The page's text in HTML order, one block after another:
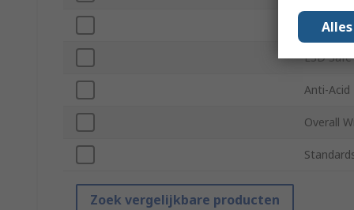
Number
ESD Safe
Anti-Acid
Overall
Zoek vergelijkbare producten